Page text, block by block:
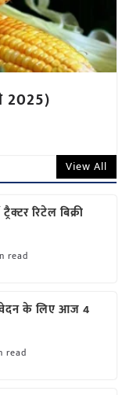
2025)
View All
रिटेल बिक्री
read
के लिए आज 4
read